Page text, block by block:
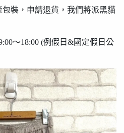
裝，申請退貨，我們將派黑貓
〜18:00 (例假日&國定假日公